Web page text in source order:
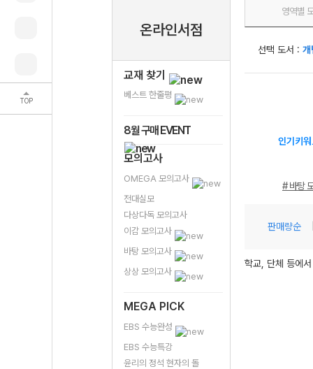
TOP
온라인서점
교재 찾기
베스트 한줄평
8월 구매 EVENT
모의고사
OMEGA 모의고사
전대실모
다상다독 모의고사
이감 모의고사
바탕 모의고사
상상 모의고사
MEGA PICK
EBS 수능완성
EBS 수능특강
윤리의 정석 현자의 돌
영역별
선택 도서 : 개
인기키
# 바탕
판매량순
학교, 단체 등에